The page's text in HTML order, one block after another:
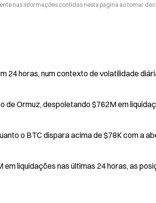
nas informações contidas nesta página ao tomar
24 horas, num contexto de volatilidade
O Bitcoin oscila com relatos sobre o Estreito de Ormuz,
Liquidações de Bitcoin